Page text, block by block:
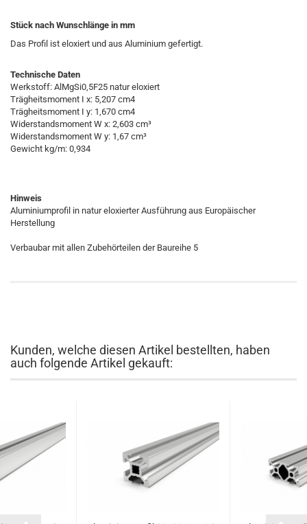
Stück nach Wunschlänge in mm
Das Profil ist eloxiert und aus Aluminium gefertigt.
Technische Daten
Werkstoff: AlMgSi0,5F25 natur eloxiert
Trägheitsmoment I x: 5,207 cm4
Trägheitsmoment I y: 1,670 cm4
Widerstandsmoment W x: 2,603 cm³
Widerstandsmoment W y: 1,67 cm³
Gewicht kg/m: 0,934
Hinweis
Aluminiumprofil in natur eloxierter Ausführung aus Europäischer
Herstellung
Verbaubar mit allen Zubehörteilen der Baureihe 5
Kunden, welche diesen Artikel bestellten, haben
auch folgende Artikel gekauft: